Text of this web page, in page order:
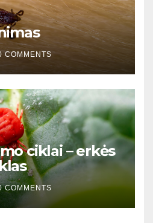
COMMENTS
ciklai – erkės
COMMENTS